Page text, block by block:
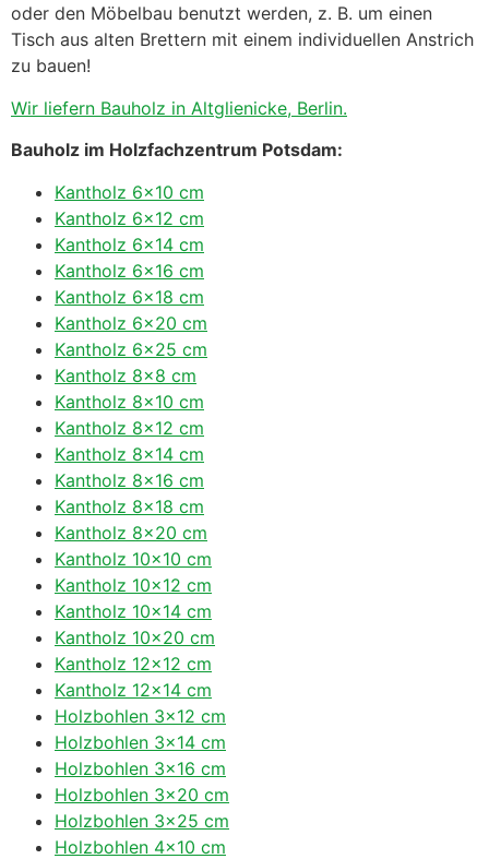
oder den Möbelbau benutzt werden, z. B. um einen
Tisch aus alten Brettern mit einem individuellen Anstrich
zu bauen!
Wir liefern Bauholz in Altglienicke, Berlin.
Bauholz im Holzfachzentrum Potsdam:
Kantholz 6×10 cm
Kantholz 6×12 cm
Kantholz 6×14 cm
Kantholz 6×16 cm
Kantholz 6×18 cm
Kantholz 6×20 cm
Kantholz 6×25 cm
Kantholz 8×8 cm
Kantholz 8×10 cm
Kantholz 8×12 cm
Kantholz 8×14 cm
Kantholz 8×16 cm
Kantholz 8×18 cm
Kantholz 8×20 cm
Kantholz 10×10 cm
Kantholz 10×12 cm
Kantholz 10×14 cm
Kantholz 10×20 cm
Kantholz 12×12 cm
Kantholz 12×14 cm
Holzbohlen 3×12 cm
Holzbohlen 3×14 cm
Holzbohlen 3×16 cm
Holzbohlen 3×20 cm
Holzbohlen 3×25 cm
Holzbohlen 4×10 cm